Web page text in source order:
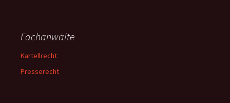
Fachanwälte
Kartellrecht
Presserecht